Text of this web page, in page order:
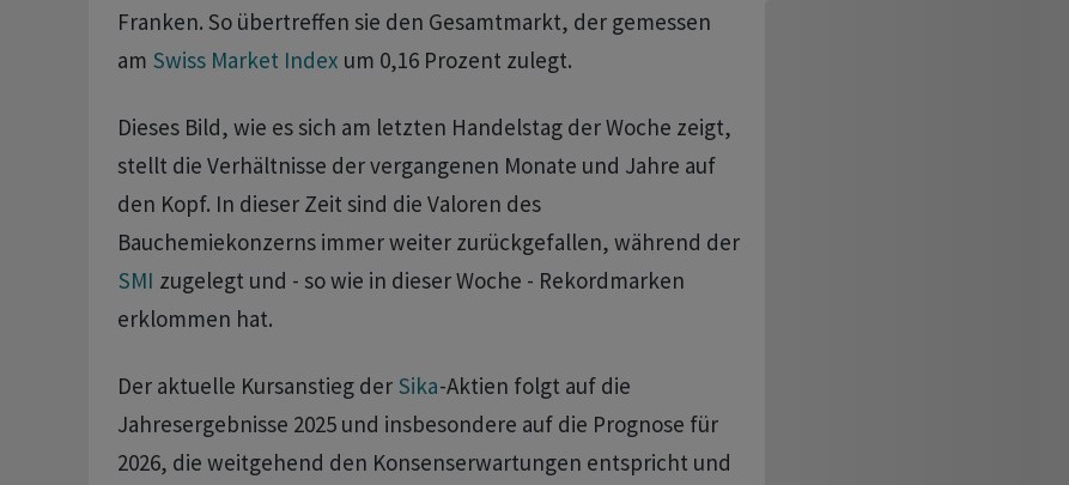
Franken. So übertreffen sie den Gesamtmarkt, der gemessen
am Swiss Market Index um 0,16 Prozent zulegt.
Dieses Bild, wie es sich am letzten Handelstag der Woche zeigt,
stellt die Verhältnisse der vergangenen Monate und Jahre auf
den Kopf. In dieser Zeit sind die Valoren des
Bauchemiekonzerns immer weiter zurückgefallen, während der
SMI zugelegt und - so wie in dieser Woche - Rekordmarken
erklommen hat.
Der aktuelle Kursanstieg der Sika-Aktien folgt auf die
Jahresergebnisse 2025 und insbesondere auf die Prognose für
2026, die weitgehend den Konsenserwartungen entspricht und